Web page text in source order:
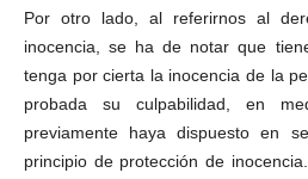
Por otro lado, al referirnos al
inocencia, se ha de notar que
tenga por cierta la inocencia de la
probada su culpabilidad, en
previamente haya dispuesto en
principio de protección de